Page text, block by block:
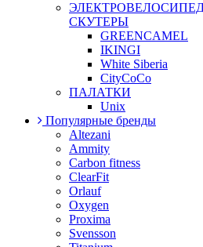
СКУТЕРЫ
GREENCAMEL
IKINGI
White Siberia
CityCoCo
ПАЛАТКИ
Unix
Популярные бренды
Altezani
Ammity
Carbon fitness
ClearFit
Orlauf
Oxygen
Proxima
Svensson